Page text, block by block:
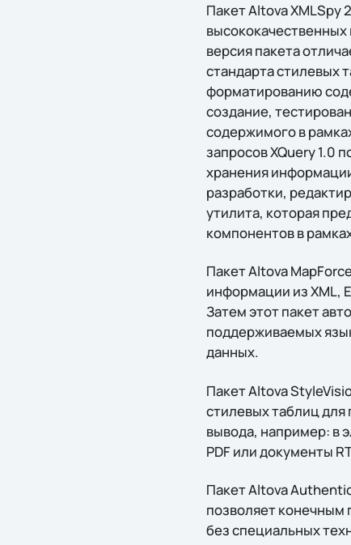
Пакет Altova XMLSpy
версия пакета
стандарта стилевых
форматированию
создание,
содержимого в
запросов XQuery 1.0
хранения
разработки,
утилита, которая
компонентов в
Пакет Altova
информации из XML,
Затем этот пакет
поддерживаемых
данных.
Пакет Altova
стилевых таблиц
вывода, например: в
PDF или документы
Пакет Altova
позволяет конечным
без специальных